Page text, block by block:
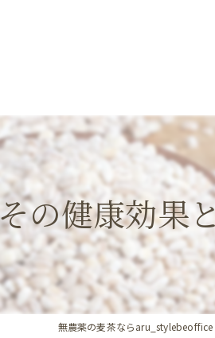
の健康効果
無農薬の麦茶ならaru_stylebeoffice